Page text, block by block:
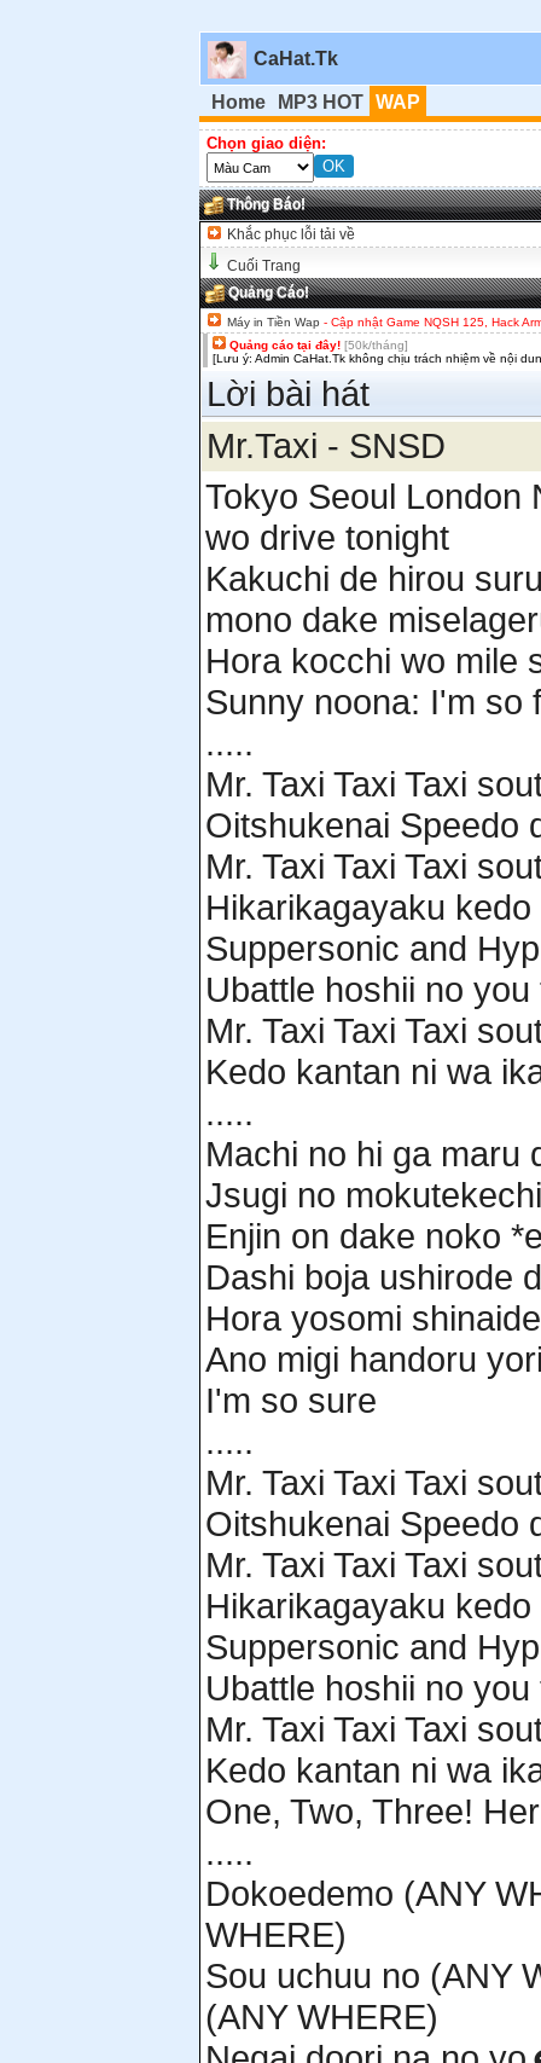
CaHat.Tk
Home MP3 HOT WAP
Chọn giao diện:
Thông Báo!
Khắc phục lỗi tải về
Cuối Trang
Quảng Cáo!
Máy in Tiền Wap - Cập nhật Game NQSH 125, Hack
Quảng cáo tại đây! [50k/tháng]
[Lưu ý: Admin CaHat.Tk không chịu trách nhiệm về nội
Lời bài hát
Mr.Taxi - SNSD
Tokyo Seoul London
wo drive tonight
Kakuchi de hirou
mono dake
Hora kocchi wo mile
Sunny noona: I'm so
.....
Mr. Taxi Taxi Taxi
Oitshukenai Speedo
Mr. Taxi Taxi Taxi
Hikarikagayaku
Suppersonic and
Ubattle hoshii no
Mr. Taxi Taxi Taxi
Kedo kantan ni wa
.....
Machi no hi ga maru
Jsugi no
Enjin on dake noko
Dashi boja ushirode
Hora yosomi
Ano migi handoru
I'm so sure
.....
Mr. Taxi Taxi Taxi
Oitshukenai Speedo
Mr. Taxi Taxi Taxi
Hikarikagayaku
Suppersonic and
Ubattle hoshii no
Mr. Taxi Taxi Taxi
Kedo kantan ni wa
One, Two, Three!
.....
Dokoedemo (ANY
WHERE)
Sou uchuu no (ANY
(ANY WHERE)